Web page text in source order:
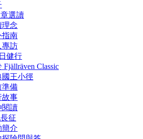
選讀
理念
指南
專訪
健行
Fjällräven Classic
國王小徑
準備
故事
閱讀
征
簡介